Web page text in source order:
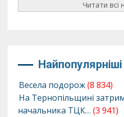
Читати всі
Найпопулярніші
Весела подорож(8 834)
На Тернопільщині
начальника ТЦК… (3 941)